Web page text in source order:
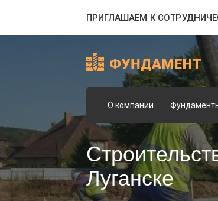
ПРИГЛАШАЕМ К
О компании
Луганске